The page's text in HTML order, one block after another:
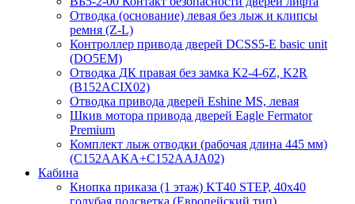
Отводка (основание) левая без лыж и клипсы
ремня (Z-L)
Контроллер привода дверей DCSS5-E basic unit
(DO5EM)
Отводка ДК правая без замка K2-4-6Z, K2R
(B152ACIX02)
Отводка привода дверей Eshine MS, левая
Шкив мотора привода дверей Eagle Fermator
Premium
Комплект лыж отводки (рабочая длина 445 мм)
(C152AAKA+C152AAJA02)
Кабина
Кнопка приказа (1 этаж) KT40 STEP, 40х40
голубая подсветка (Европейский тип)